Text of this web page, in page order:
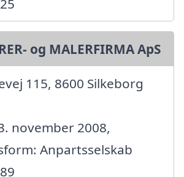
og MALERFIRMA ApS
115, 8600 Silkeborg
november 2008,
Anpartsselskab